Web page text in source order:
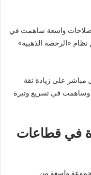
إصلاحات واسعة ساهمت في
نظام «الرخصة الذهبية»
على زيادة ثقة
وساهمت في تسريع وتيرة
في قطاعات
واسعة من